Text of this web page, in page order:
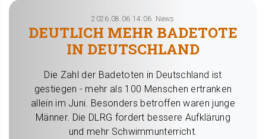
2026.08.06 14:06 News
DEUTLICH MEHR BADETOTE
IN DEUTSCHLAND
Die Zahl der Badetoten in Deutschland ist
gestiegen - mehr als 100 Menschen ertranken
allein im Juni. Besonders betroffen waren junge
Männer. Die DLRG fordert bessere Aufklärung
und mehr Schwimmunterricht.